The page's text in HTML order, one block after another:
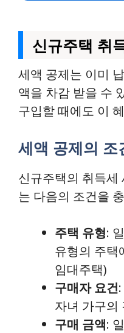
신규주택 취
세액 공제는 이미
액을 차감 받을 수
구입할 때에도 이
세액 공제의 조
신규주택의 취득세
는 다음의 조건을
주택 유형:
유형의 주택
임대주택)
구매자 요건
자녀 가구의
구매 금액: